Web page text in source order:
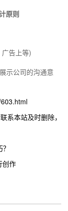
原则
告上等)
示公司的沟通意
系本站及时删除，
创作